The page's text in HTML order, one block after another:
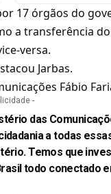
17 órgãos do
a transferência
versa.
Jarbas.
Fábio
-
das
a todas
Temos que
todo conectado